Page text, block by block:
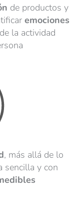
de productos y
emociones
la actividad
, más allá de lo
sencilla y con